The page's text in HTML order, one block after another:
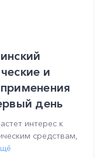
и
день
интерес к
средствам,